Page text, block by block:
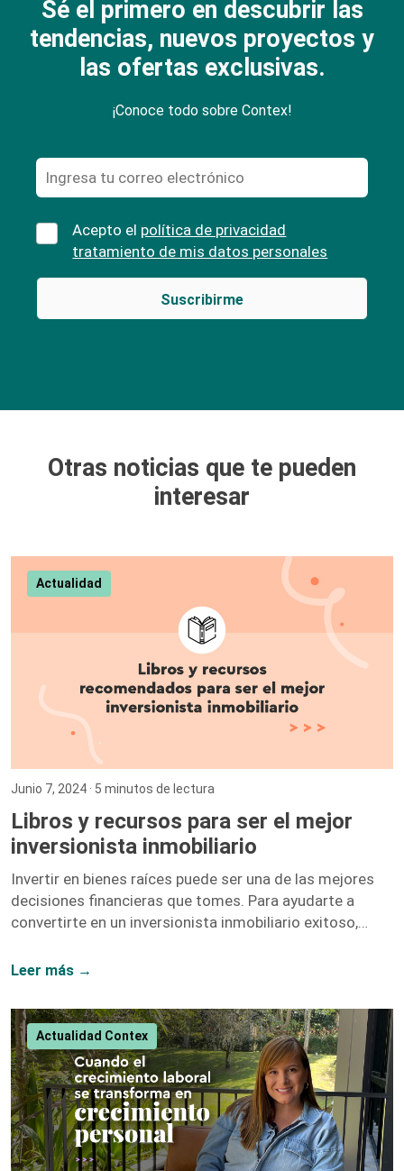
Sé el primero en descubrir las
tendencias, nuevos proyectos y
las ofertas exclusivas.
¡Conoce todo sobre Contex!
Acepto el política de privacidad
tratamiento de mis datos personales
Otras noticias que te pueden
interesar
Actualidad
Junio 7, 2024 · 5 minutos de lectura
Libros y recursos para ser el mejor
inversionista inmobiliario
Invertir en bienes raíces puede ser una de las mejores
decisiones financieras que tomes. Para ayudarte a
convertirte en un inversionista inmobiliario exitoso,
proporcionarán las herramientas y el conocimiento
recomendaciones más destacadas. 1. El Inversionista
Millonario de Bienes Raíces – Gary Keller Gary Keller,
fundador de Keller Williams Realty, recopila los
testimonios de más de 100 inversionistas millonarios
para ofrecer una guía completa sobre […]
Leer más →
Actualidad Contex